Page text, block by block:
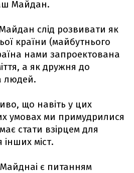
Майдан.
слід розвивати як
країни (майбутнього
нами запроектована
а як дружня до
людей.
що навіть у цих
умовах ми примудрилися
стати взірцем для
міст.
є питанням